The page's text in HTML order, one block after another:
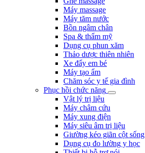
Máy massage
Máy tăm nước
Bồn ngâm chân
Spa & thẩm mỹ
Dụng cụ phun xăm
Thảo dược thiên nhiên
Xe đẩy em bé
Máy tạo ẩm
Chăm sóc y tế gia đình
Phục hồi chức năng
Vật lý trị liệu
Máy châm cứu
Máy xung điện
Máy siêu âm trị liệu
Giường kéo giãn cột sống
Dụng cụ đo lường y học